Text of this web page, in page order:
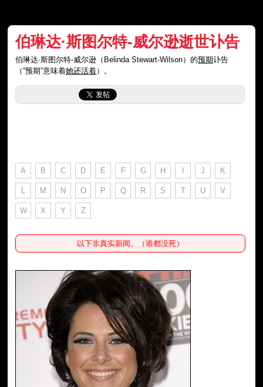
伯琳达·斯图尔特-威尔逊逝世讣告
伯琳达·斯图尔特-威尔逊（Belinda Stewart-Wilson）的预期讣告
（“预期”意味着她还活着）。
A B C D E F G H I J K
L M N O P Q R S T U V
W X Y Z
以下非真实新闻。（谁都没死）